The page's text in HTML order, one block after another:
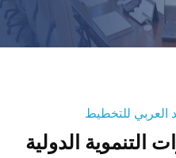
العربي للتخطيط
التنموية الدولية